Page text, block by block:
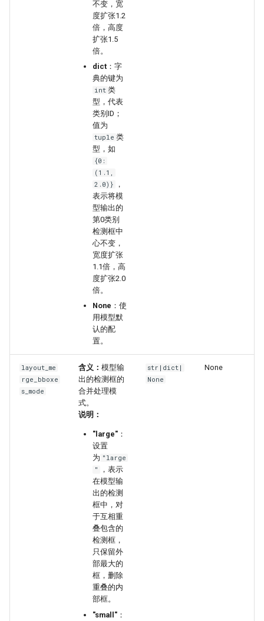
不变，宽
度扩张1.2
倍，高度
扩张1.5
倍。
dict ：字
典的键为
int 类
型，代表
类别ID；
值为
tuple 类
型，如
{0:
(1.1,
2.0)}
，
表示将模
型输出的
第0类别
检测框中
心不变，
宽度扩张
1.1倍，高
度扩张2.0
倍。
None ：使
用模型默
认的配
置。
layout_me
rge_bboxe
s_mode
含义： 模型输
出的检测框的
合并处理模
式。
说明：
"large" ：
设置
为 "large
"
，表示
在模型输
出的检测
框中，对
于互相重
叠包含的
检测框，
只保留外
部最大的
框，删除
重叠的内
部框。
"small" ：
str|dict|
None
None